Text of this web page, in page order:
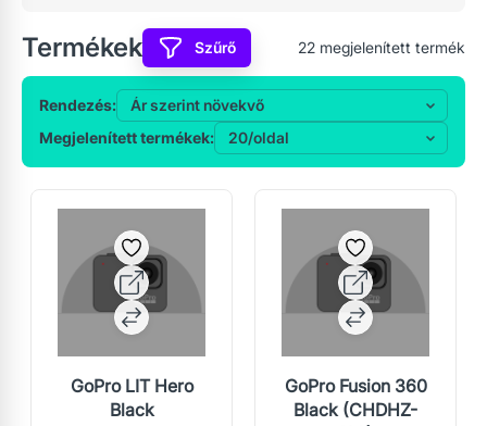
Termékek Szűrő 22 megjelenített termék
Rendezés:
Megjelenített termékek:
GoPro LIT Hero
Black
GoPro Fusion 360
Black (CHDHZ-